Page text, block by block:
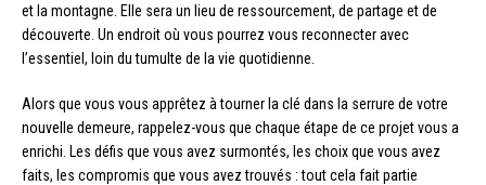
et la montagne. Elle sera un lieu de ressourcement, de partage et de
découverte. Un endroit où vous pourrez vous reconnecter avec
l’essentiel, loin du tumulte de la vie quotidienne.
Alors que vous vous apprêtez à tourner la clé dans la serrure de votre
nouvelle demeure, rappelez-vous que chaque étape de ce projet vous a
enrichi. Les défis que vous avez surmontés, les choix que vous avez
faits, les compromis que vous avez trouvés : tout cela fait partie